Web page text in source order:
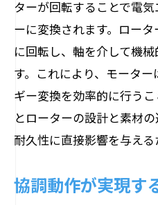
ターが回転することで電
ーに変換されます。ロー
に回転し、軸を介して機
す。これにより、モータ
ギー変換を効率的に行う
とローターの設計と素材
耐久性に直接影響を与える
協調動作が実現す